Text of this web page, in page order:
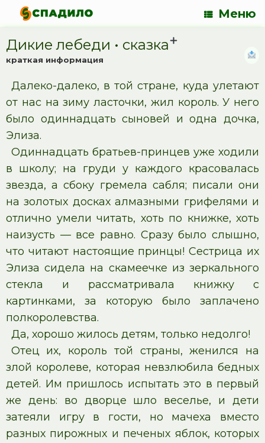
Меню
Дикие лебеди • cказка
краткая информация
Далеко-далеко, в той стране, куда улетают
от нас на зиму ласточки, жил король. У него
было одиннадцать сыновей и одна дочка,
Элиза.
Одиннадцать братьев-принцев уже ходили
в школу; на груди у каждого красовалась
звезда, а сбоку гремела сабля; писали они
на золотых досках алмазными грифелями и
отлично умели читать, хоть по книжке, хоть
наизусть — все равно. Сразу было слышно,
что читают настоящие принцы! Сестрица их
Элиза сидела на скамеечке из зеркального
стекла и рассматривала книжку с
картинками, за которую было заплачено
полкоролевства.
Да, хорошо жилось детям, только недолго!
Отец их, король той страны, женился на
злой королеве, которая невзлюбила бедных
детей. Им пришлось испытать это в первый
же день: во дворце шло веселье, и дети
затеяли игру в гости, но мачеха вместо
разных пирожных и печеных яблок, которых